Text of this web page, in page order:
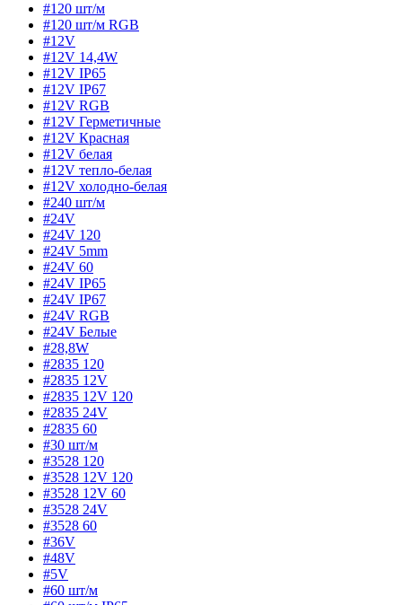
#120 шт/м
#120 шт/м RGB
#12V
#12V 14,4W
#12V IP65
#12V IP67
#12V RGB
#12V Герметичные
#12V Красная
#12V белая
#12V тепло-белая
#12V холодно-белая
#240 шт/м
#24V
#24V 120
#24V 5mm
#24V 60
#24V IP65
#24V IP67
#24V RGB
#24V Белые
#28,8W
#2835 120
#2835 12V
#2835 12V 120
#2835 24V
#2835 60
#30 шт/м
#3528 120
#3528 12V 120
#3528 12V 60
#3528 24V
#3528 60
#36V
#48V
#5V
#60 шт/м